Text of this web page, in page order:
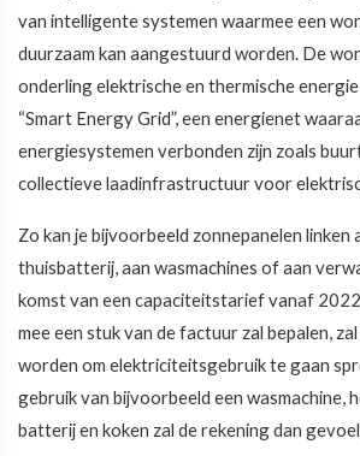
van intelligente systemen waarmee een
duurzaam kan aangestuurd worden. De
onderling elektrische en thermische
“Smart Energy Grid”, een energienet
energiesystemen verbonden zijn zoals
collectieve laadinfrastructuur voor
Zo kan je bijvoorbeeld zonnepanelen linken
thuisbatterij, aan wasmachines of aan
komst van een capaciteitstarief vanaf
mee een stuk van de factuur zal bepalen,
worden om elektriciteitsgebruik te gaan
gebruik van bijvoorbeeld een wasmachine,
batterij en koken zal de rekening dan